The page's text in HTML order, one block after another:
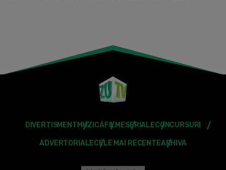
DIVERTISMENT MUZICĂFILMESERIALECONCURSURI
ADVERTORIALECELE MAI RECENTEARHIVA